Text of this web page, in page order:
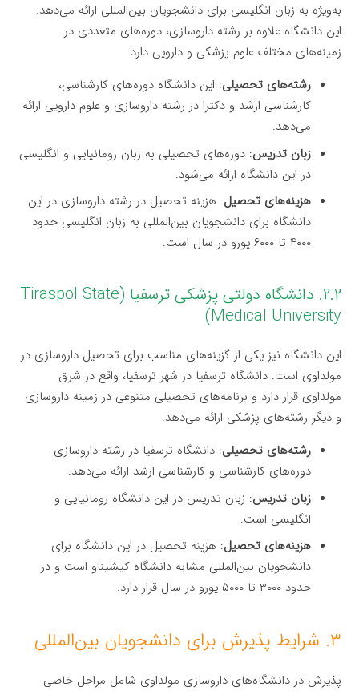
به‌ویژه به زبان انگلیسی برای دانشجویان بین‌المللی ارائه می‌دهد.
این دانشگاه علاوه بر رشته داروسازی، دوره‌های متعددی در
زمینه‌های مختلف علوم پزشکی و دارویی دارد.
رشته‌های تحصیلی: این دانشگاه دوره‌های کارشناسی،
کارشناسی ارشد و دکترا در رشته داروسازی و علوم دارویی ارائه
می‌دهد.
زبان تدریس: دوره‌های تحصیلی به زبان رومانیایی و انگلیسی
در این دانشگاه ارائه می‌شود.
هزینه‌های تحصیل: هزینه تحصیل در رشته داروسازی در این
دانشگاه برای دانشجویان بین‌المللی به زبان انگلیسی حدود
۴۰۰۰ تا ۶۰۰۰ یورو در سال است.
۲.۲. دانشگاه دولتی پزشکی ترسفیا (Tiraspol State
Medical University)
این دانشگاه نیز یکی از گزینه‌های مناسب برای تحصیل داروسازی در
مولداوی است. دانشگاه ترسفیا در شهر ترسفیا، واقع در شرق
مولداوی قرار دارد و برنامه‌های تحصیلی متنوعی در زمینه داروسازی
و دیگر رشته‌های پزشکی ارائه می‌دهد.
رشته‌های تحصیلی: دانشگاه ترسفیا در رشته داروسازی
دوره‌های کارشناسی و کارشناسی ارشد ارائه می‌دهد.
زبان تدریس: زبان تدریس در این دانشگاه رومانیایی و
انگلیسی است.
هزینه‌های تحصیل: هزینه تحصیل در این دانشگاه برای
دانشجویان بین‌المللی مشابه دانشگاه کیشیناو است و در
حدود ۳۰۰۰ تا ۵۰۰۰ یورو در سال قرار دارد.
۳. شرایط پذیرش برای دانشجویان بین‌المللی
پذیرش در دانشگاه‌های داروسازی مولداوی شامل مراحل خاصی